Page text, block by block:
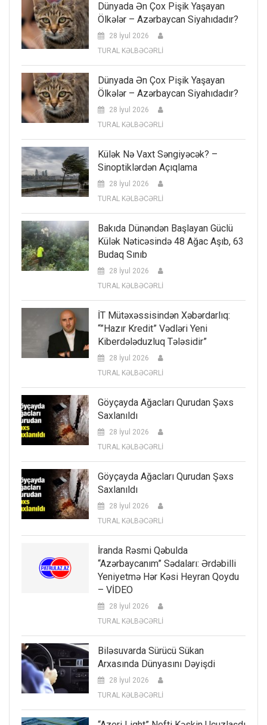
Dünyada Ən Çox Pişik Yaşayan
Ölkələr – Azərbaycan Siyahıdadır?
28 İyul 2026
TURAL KƏLBƏCƏRLİ
Dünyada Ən Çox Pişik Yaşayan
Ölkələr – Azərbaycan Siyahıdadır?
28 İyul 2026
TURAL KƏLBƏCƏRLİ
Külək Nə Vaxt Səngiyəcək? –
Sinoptiklərdən Açıqlama
28 İyul 2026
TURAL KƏLBƏCƏRLİ
Bakıda Dünəndən Başlayan Güclü
Külək Nəticəsində 48 Ağac Aşıb, 63
Budaq Sınıb
28 İyul 2026
TURAL KƏLBƏCƏRLİ
İT Mütəxəssisindən Xəbərdarlıq:
“”Hazır Kredit” Vədləri Yeni
Kiberdələduzluq Tələsidir”
28 İyul 2026
TURAL KƏLBƏCƏRLİ
Göyçayda Ağacları Qurudan Şəxs
Saxlanıldı
28 İyul 2026
TURAL KƏLBƏCƏRLİ
Göyçayda Ağacları Qurudan Şəxs
Saxlanıldı
28 İyul 2026
TURAL KƏLBƏCƏRLİ
İranda Rəsmi Qəbulda
“Azərbaycanım” Sədaları: Ərdəbilli
Yeniyetmə Hər Kəsi Heyran Qoydu
– VİDEO
28 İyul 2026
TURAL KƏLBƏCƏRLİ
Biləsuvarda Sürücü Sükan
Arxasında Dünyasını Dəyişdi
28 İyul 2026
TURAL KƏLBƏCƏRLİ